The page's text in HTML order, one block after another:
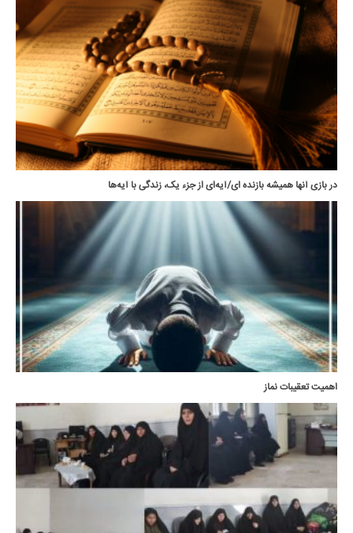
در بازی آنها همیشه بازنده ای/آیه‌ای از جزء یک، زندگی با آیه‌ها
اهمیت تعقیبات نماز